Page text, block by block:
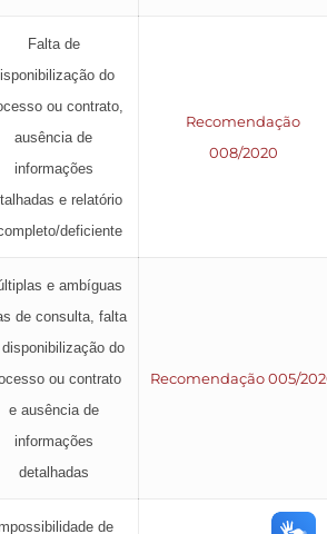
Falta de
do
ou contrato,
ausência de
informações
e relatório
deficiente
Recomendação
008/2020
e ambíguas
de consulta, falta
do
ou contrato
e ausência de
informações
detalhadas
Recomendação 005/
Impossibilidade de